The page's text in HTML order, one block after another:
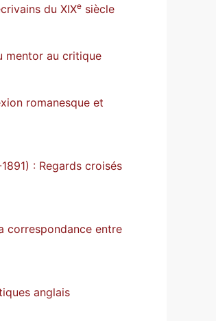
du XIXe siècle
mentor au critique
romanesque et
: Regards croisés
correspondance entre
anglais